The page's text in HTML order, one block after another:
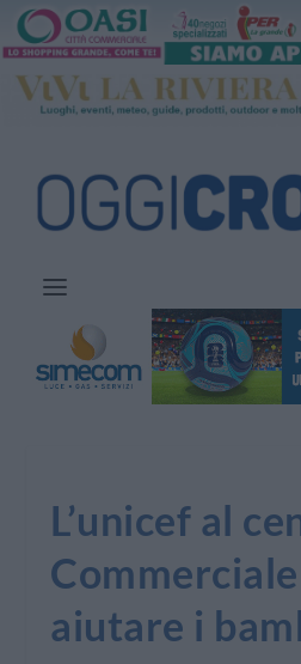
L’unicef al
aiutare i